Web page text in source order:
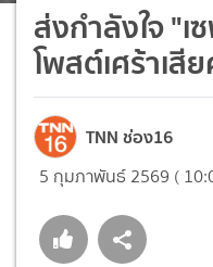
ส่งกำลังใจ "
โพสต์เศร้าเ
TNN ช่อง16
5 กุมภาพันธ์ 2569 (